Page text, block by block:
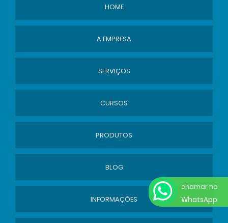
HOME
A EMPRESA
SERVIÇOS
CURSOS
PRODUTOS
BLOG
INFORMAÇÕES
chamar no
WhatsApp